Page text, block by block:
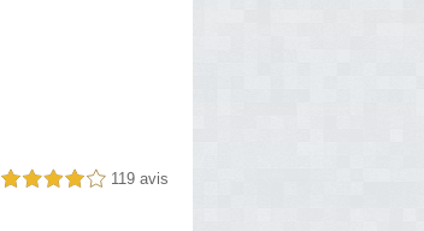
4,0 étoiles sur 5 119 avis